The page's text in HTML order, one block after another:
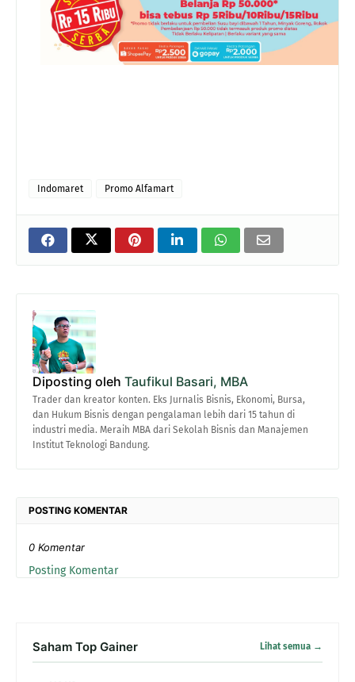
Indomaret Promo Alfamart
Diposting oleh Taufikul Basari, MBA
Trader dan kreator konten. Eks Jurnalis Bisnis, Ekonomi, Bursa,
dan Hukum Bisnis dengan pengalaman lebih dari 15 tahun di
industri media. Meraih MBA dari Sekolah Bisnis dan Manajemen
Institut Teknologi Bandung.
POSTING KOMENTAR
0 Komentar
Posting Komentar
Saham Top Gainer Lihat semua →